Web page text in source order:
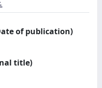
of publication)
title)